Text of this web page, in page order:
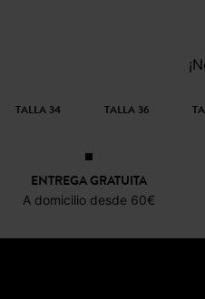
TALLA 34 TALLA 36
ENTREGA GRATUITA
A domicilio desde 60€